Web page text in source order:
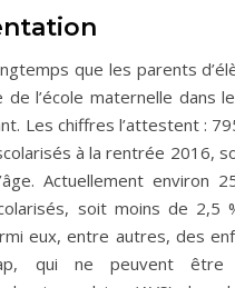
que les parents
de l’école maternelle dans
Les chiffres l’attestent :
à la rentrée 2016,
Actuellement environ
soit moins de 2,5
eux, entre autres, des
qui ne peuvent être